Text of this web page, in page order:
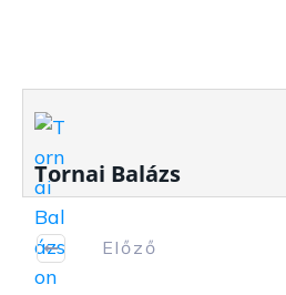
Tornai Balázs
Előző